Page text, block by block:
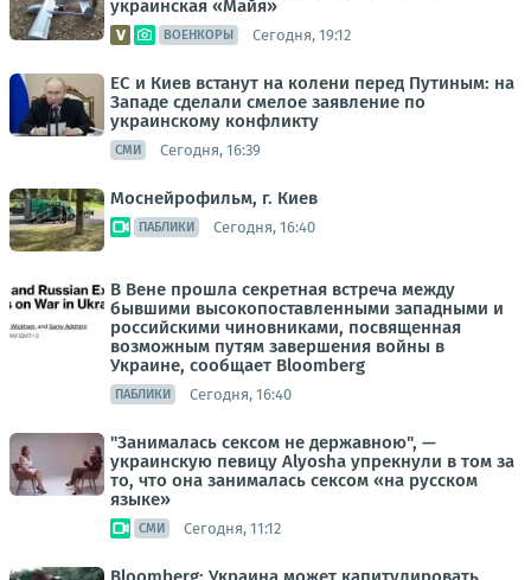
украинская «Майя»
ВОЕНКОРЫ Сегодня, 19:12
ЕС и Киев встанут на колени перед Путиным: на
Западе сделали смелое заявление по
украинскому конфликту
СМИ Сегодня, 16:39
Моснейрофильм, г. Киев
ПАБЛИКИ Сегодня, 16:40
В Вене прошла секретная встреча между
бывшими высокопоставленными западными и
российскими чиновниками, посвященная
возможным путям завершения войны в
Украине, сообщает Bloomberg
ПАБЛИКИ Сегодня, 16:40
"Занималась сексом не державною", —
украинскую певицу Alyosha упрекнули в том за
то, что она занималась сексом «на русском
языке»
СМИ Сегодня, 11:12